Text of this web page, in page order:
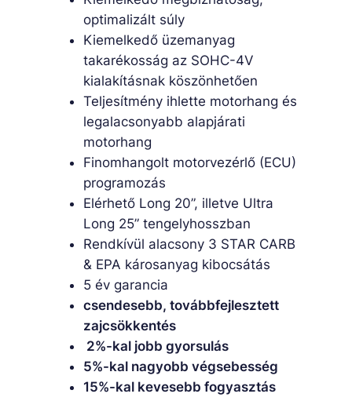
optimalizált súly
Kiemelkedő üzemanyag
takarékosság az SOHC-4V
kialakításnak köszönhetően
Teljesítmény ihlette motorhang és
legalacsonyabb alapjárati
motorhang
Finomhangolt motorvezérlő (ECU)
programozás
Elérhető Long 20”, illetve Ultra
Long 25” tengelyhosszban
Rendkívül alacsony 3 STAR CARB
& EPA károsanyag kibocsátás
5 év garancia
csendesebb,továbbfejlesztett
zajcsökkentés
2%-kal jobb gyorsulás
5%-kal nagyobb végsebesség
15%-kal kevesebb fogyasztás